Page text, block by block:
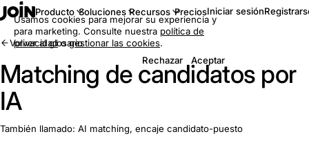
Producto Soluciones Recursos PreciosIniciar sesión
Volver al glosario
Matching de candidatos por
IA
También llamado: AI matching, encaje candidato-puesto
Usamos cookies para mejorar su experiencia y
para marketing. Consulte nuestra política de
privacidadogestionar las cookies.
Rechazar
Aceptar